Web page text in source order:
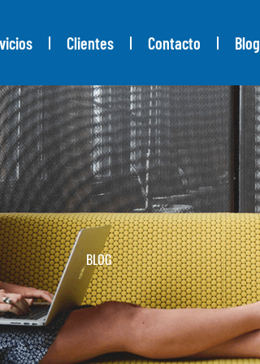
Clientes Contacto Blog
BLOG